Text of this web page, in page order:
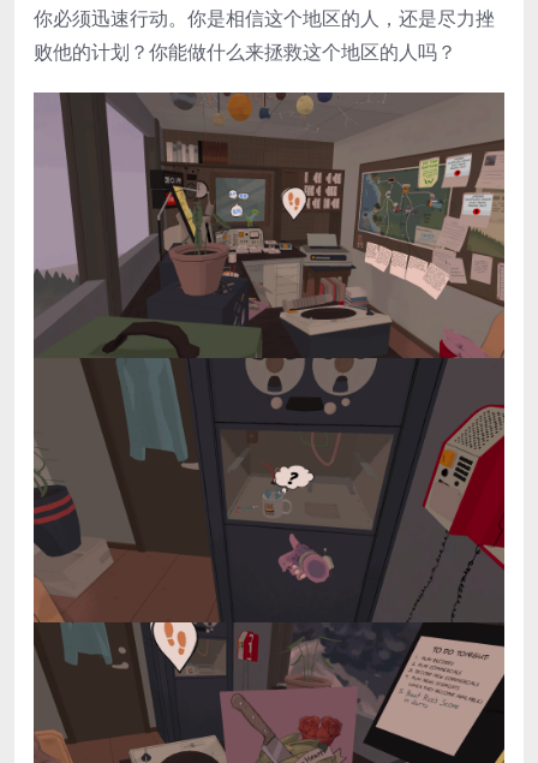
你必须迅速行动。你是相信这个地区的人，还是尽力挫
败他的计划？你能做什么来拯救这个地区的人吗？